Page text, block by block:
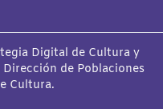
Digital de Cultura y
de Poblaciones
Cultura.